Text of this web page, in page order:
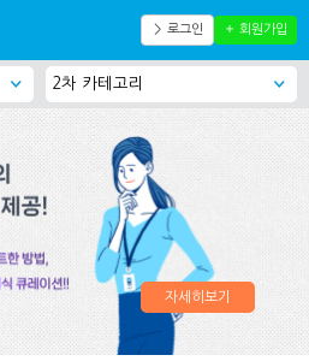
＞ 로그인 ＋ 회원가입
자세히보기